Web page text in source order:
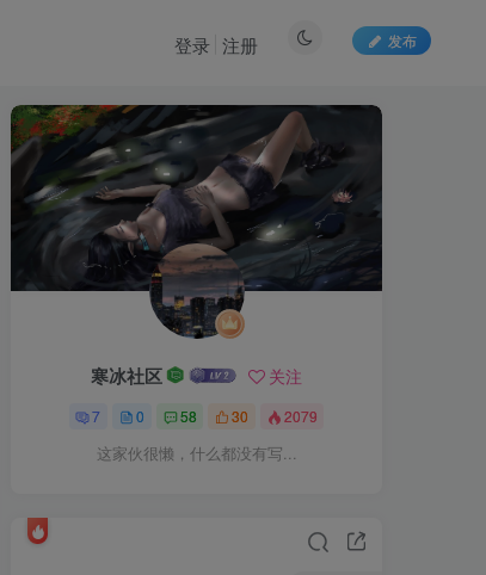
发布
登录 注册
寒冰社区 关注
7 0 58 30 2079
这家伙很懒，什么都没有写...